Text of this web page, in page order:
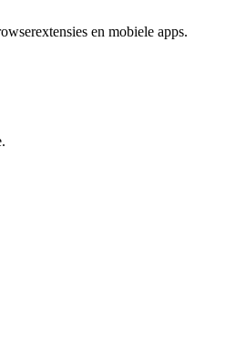
en mobiele apps.